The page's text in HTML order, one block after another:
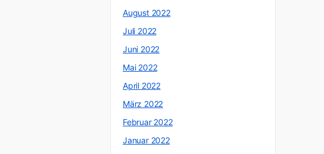
August 2022
Juli 2022
Juni 2022
Mai 2022
April 2022
März 2022
Februar 2022
Januar 2022